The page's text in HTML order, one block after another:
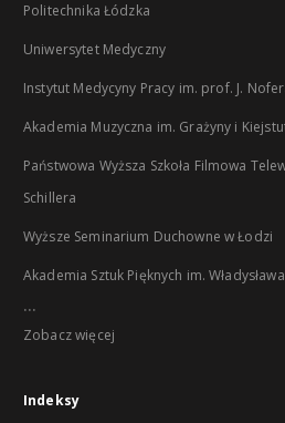
Politechnika Łódzka
Uniwersytet Medyczny
Instytut Medycyny Pracy im. prof. J.
Akademia Muzyczna im. Grażyny i
Państwowa Wyższa Szkoła Filmowa
Schillera
Wyższe Seminarium Duchowne w Łodzi
Akademia Sztuk Pięknych im.
...
Zobacz więcej
Indeksy